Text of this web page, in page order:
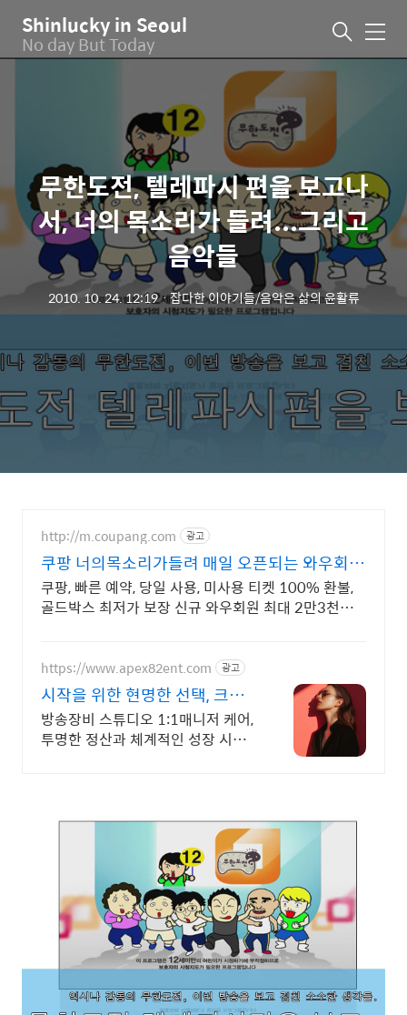
Shinlucky in Seoul
No day But Today 메
뉴
무한도전, 텔레파시 편을 보고나
서, 너의 목소리가 들려...그리고
음악들
2010. 10. 24. 12:19ㆍ잡다한 이야기들/음악은 삶의 윤활류
http://m.coupang.com 광고
쿠팡 너의목소리가들려 매일 오픈되는 와우회원
특가
쿠팡, 빠른 예약, 당일 사용, 미사용 티켓 100% 환불,
골드박스 최저가 보장 신규 와우회원 최대 2만3천원
https://www.apex82ent.com 광고
시작을 위한 현명한 선택, 크리
에이터, BJ 상시 모집
방송장비 스튜디오 1:1매니저 케어,
투명한 정산과 체계적인 성장 시스